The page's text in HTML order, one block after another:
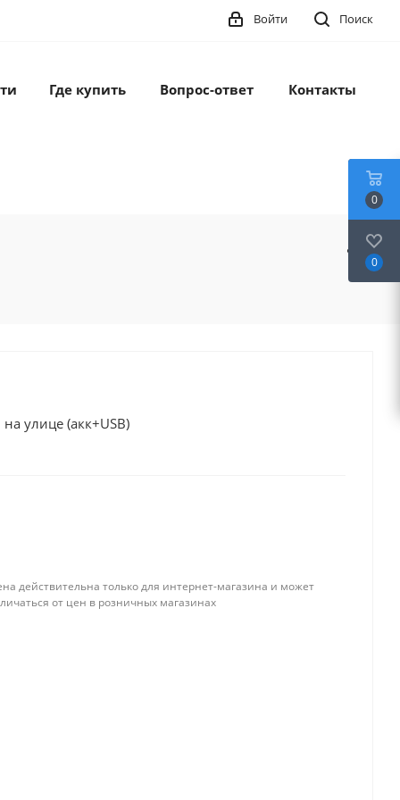
Поиск
Войти
Где купить Вопрос-ответ Контакты
улице (акк+USB)
действительна только для интернет-магазина и может
от цен в розничных магазинах
0
0